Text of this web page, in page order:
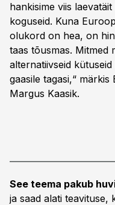
hankisime viis
koguseid. Kuna
olukord on hea, on
taas tõusmas. Mitmed
alternatiivseid
gaasile tagasi,“ märkis
Margus Kaasik.
See teema pakub
ja saad alati teavituse,